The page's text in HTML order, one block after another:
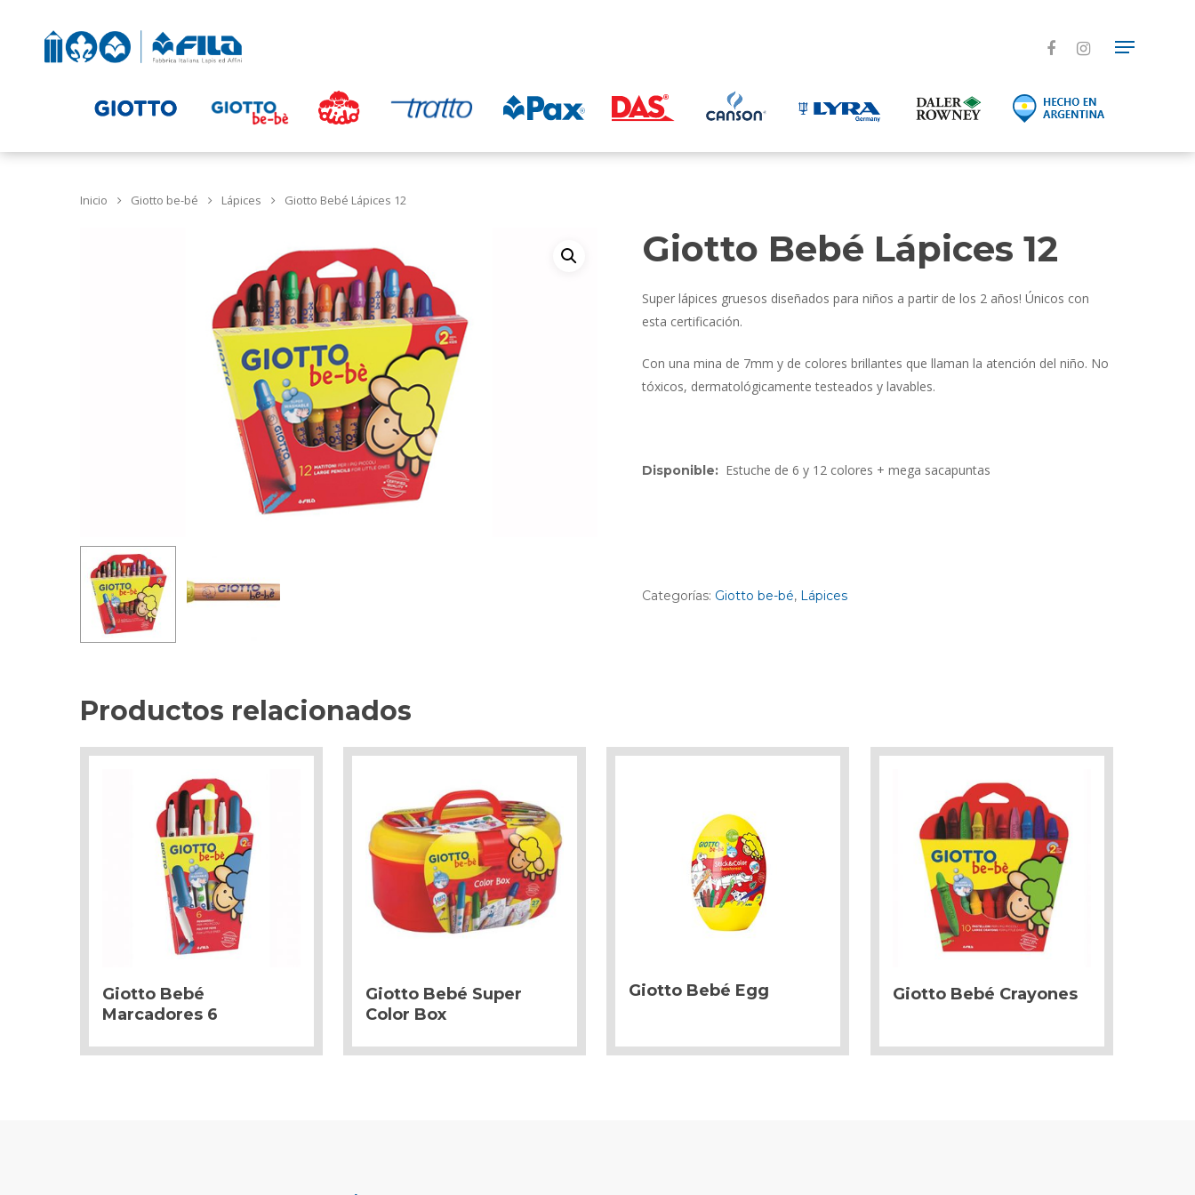
Inicio Giotto be-bé Lápices Giotto Bebé Lápices 12
Giotto Bebé Lápices 12
Super lápices gruesos diseñados para niños a partir de los 2 años! Únicos con
esta certificación.
Con una mina de 7mm y de colores brillantes que llaman la atención del niño. No
tóxicos, dermatológicamente testeados y lavables.
Disponible: Estuche de 6 y 12 colores + mega sacapuntas
Categorías: Giotto be-bé, Lápices
Productos relacionados
Giotto Bebé
Marcadores 6
Giotto Bebé Super
Color Box
Giotto Bebé Egg Giotto Bebé Crayones